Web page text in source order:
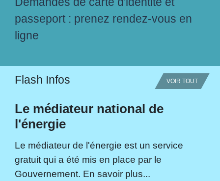
passeport : prenez rendez-vous en
ligne
Flash Infos VOIR TOUT
Le médiateur national de
l'énergie
Le médiateur de l'énergie est un service
gratuit qui a été mis en place par le
Gouvernement. En savoir plus...